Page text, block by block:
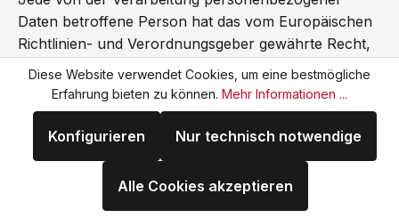
Daten betroffene Person hat das vom Europäischen
Richtlinien- und Verordnungsgeber gewährte Recht,
jederzeit von dem für die Verarbeitung
Verantwortlichen unentgeltliche Auskunft über die zu
seiner Person gespeicherten personenbezogenen
Daten und eine Kopie dieser Auskunft zu erhalten.
Ferner hat der Europäische Richtlinien- und
Verordnungsgeber der betroffenen Person Auskunft
über folgende Informationen zugestanden:
Diese Website verwendet Cookies, um eine bestmögliche
Erfahrung bieten zu können. Mehr Informationen ...
Nur technisch notwendige
Konfigurieren
Alle Cookies akzeptieren